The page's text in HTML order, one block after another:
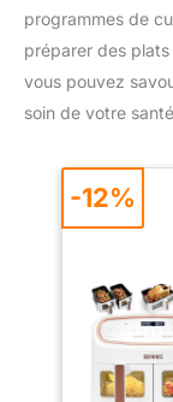
programmes de
préparer des plats
vous pouvez
soin de votre
-12%